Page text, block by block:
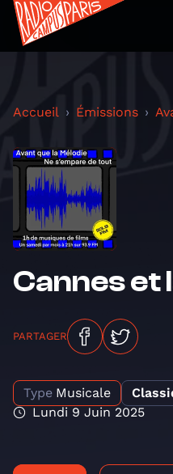
Accueil Émissions
Cannes et
PARTAGER
Type Musicale
Lundi 9 Juin 2025